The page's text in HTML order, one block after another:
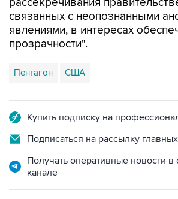
связанных с неопознанными
явлениями, в интересах
прозрачности".
Пентагон США
Купить подписку на
Подписаться на рассылку
Получать оперативные новости
канале